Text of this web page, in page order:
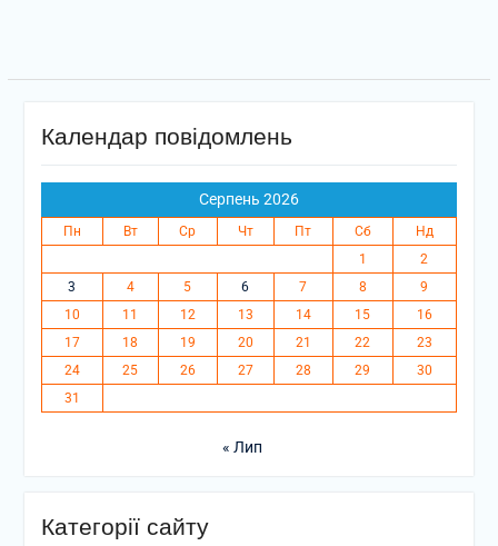
Календар повідомлень
Серпень 2026
Пн Вт Ср Чт Пт Сб
Нд
1
2
3
4 5 6 7 8
9
10
11 12 13 14 15
16
17
18 19 20 21 22
23
24
25 26 27 28 29
30
31
« Лип
Категорії сайту